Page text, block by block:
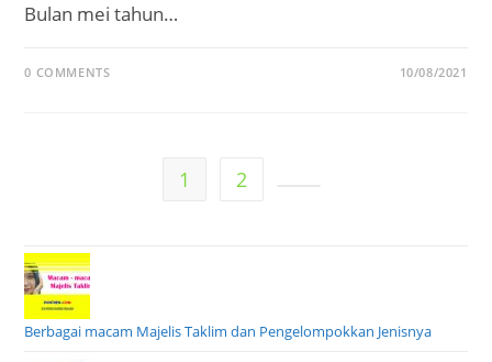
Bulan mei tahun…
0 COMMENTS 10/08/2021
1 2
Berbagai macam Majelis Taklim dan Pengelompokkan Jenisnya